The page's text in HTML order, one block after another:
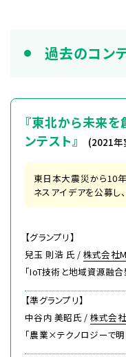
過去のコン
『東北から未来
ンテスト』
(2021年
東日本大震災から10
ネスアイデアを公募し
【グランプリ】
兒玉 則浩 氏 / 株式会社
「IoT技術と地域資源融合
【準グランプリ】
中谷内 美昭氏 / 株式会
「農業×テクノロジーで明